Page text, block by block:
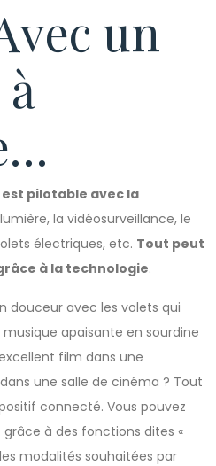
un
pilotable avec la
la vidéosurveillance, le
électriques, etc. Tout peut
à la technologie.
douceur avec les volets qui
apaisante en sourdine
film dans une
une salle de cinéma ? Tout
connecté. Vous pouvez
grâce à des fonctions dites «
modalités souhaitées par